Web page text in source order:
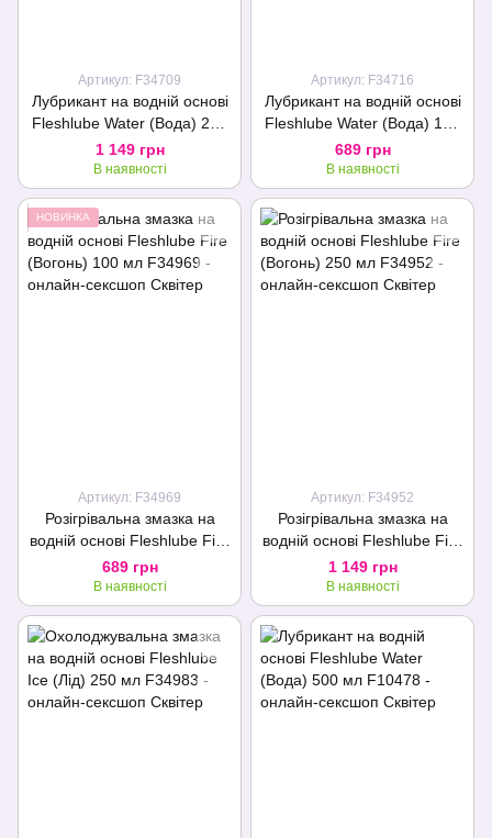
Артикул: F34709
Лубрикант на водній основі
Fleshlube Water (Вода) 250
мл
1 149 грн
В наявності
Артикул: F34716
Лубрикант на водній основі
Fleshlube Water (Вода) 100
мл
689 грн
В наявності
НОВИНКА
Артикул: F34969
Розігрівальна змазка на
водній основі Fleshlube Fire
(Вогонь) 100 мл
689 грн
В наявності
Артикул: F34952
Розігрівальна змазка на
водній основі Fleshlube Fire
(Вогонь) 250 мл
1 149 грн
В наявності